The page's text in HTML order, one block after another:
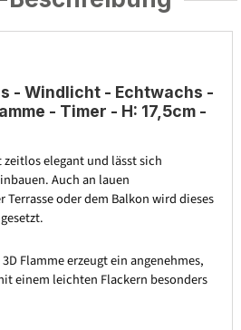
- Windlicht - Echtwachs -
- Timer - H: 17,5cm -
zeitlos elegant und lässt sich
Auch an lauen
Terrasse oder dem Balkon wird dieses
Flamme erzeugt ein angenehmes,
einem leichten Flackern besonders